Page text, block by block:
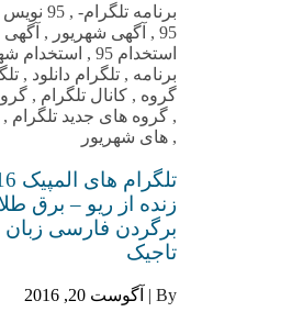
برنامه تلگرام-
, 95 نویس
95
, آگهی شهریور ,
استخدام 95
, استخدام
برنامه , تلگرام دانلود ,
گروه , کانال تلگرام ,
, گروه های جدید تلگرام ,
, های شهریور
زنده از ریو – برق طلا
برگردن فارسی زبان
تاجیک
By | آگوست 20, 2016